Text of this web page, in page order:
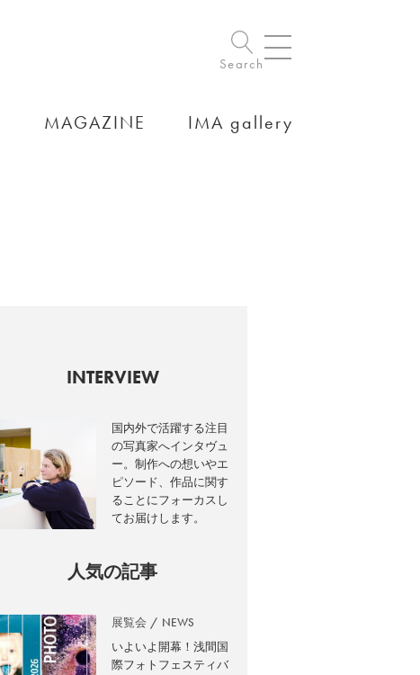
Search
MAGAZINE IMA gallery
INTERVIEW
国内外で活躍する注目
の写真家へインタヴュ
ー。制作への想いやエ
ピソード、作品に関す
ることにフォーカスし
てお届けします。
人気の記事
展覧会 NEWS
いよいよ開幕！浅間国
際フォトフェスティバ